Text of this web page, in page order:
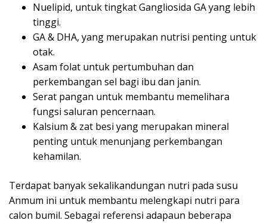
Nuelipid, untuk tingkat Gangliosida GA yang lebih
tinggi.
GA & DHA, yang merupakan nutrisi penting untuk
otak.
Asam folat untuk pertumbuhan dan
perkembangan sel bagi ibu dan janin.
Serat pangan untuk membantu memelihara
fungsi saluran pencernaan.
Kalsium & zat besi yang merupakan mineral
penting untuk menunjang perkembangan
kehamilan.
Terdapat banyak sekalikandungan nutri pada susu
Anmum ini untuk membantu melengkapi nutri para
calon bumil. Sebagai referensi adapaun beberapa